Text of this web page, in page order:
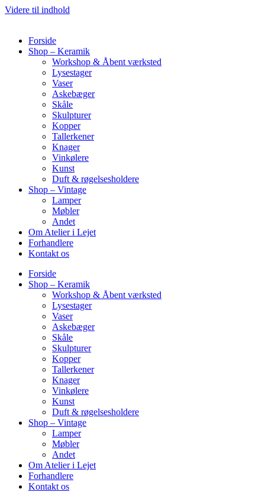
Videre til indhold
Forside
Shop – Keramik
Workshop & Åbent værksted
Lysestager
Vaser
Askebæger
Skåle
Skulpturer
Kopper
Tallerkener
Knager
Vinkølere
Kunst
Duft & røgelsesholdere
Shop – Vintage
Lamper
Møbler
Andet
Om Atelier i Lejet
Forhandlere
Kontakt os
Forside
Shop – Keramik
Workshop & Åbent værksted
Lysestager
Vaser
Askebæger
Skåle
Skulpturer
Kopper
Tallerkener
Knager
Vinkølere
Kunst
Duft & røgelsesholdere
Shop – Vintage
Lamper
Møbler
Andet
Om Atelier i Lejet
Forhandlere
Kontakt os